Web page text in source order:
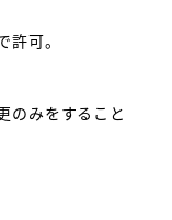
可。
のみをすること